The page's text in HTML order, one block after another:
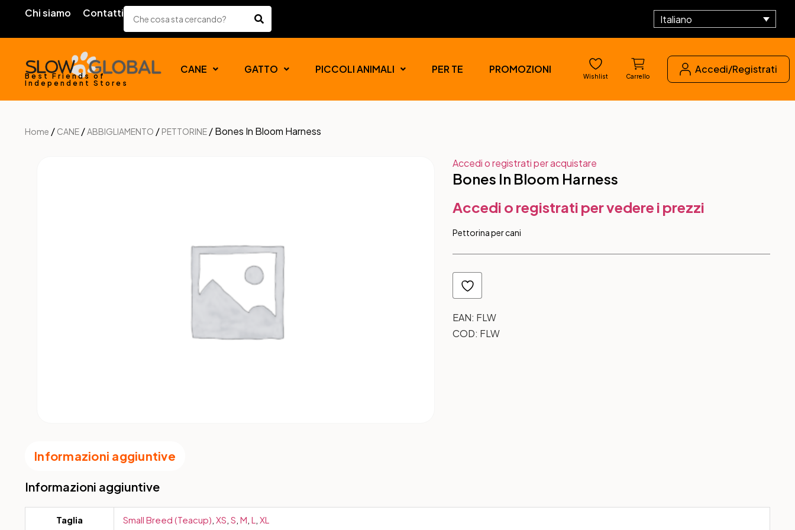
Chi siamo Contatti
Italiano
Best Friends of
Independent Stores
CANE GATTO PICCOLI ANIMALI PER TE PROMOZIONI
Wishlist Carrello
Accedi/Registrati
Home / CANE /ABBIGLIAMENTO / PETTORINE / Bones In Bloom Harness
Accedi o registrati per acquistare
Bones In Bloom Harness
Accedi o registrati per vedere i prezzi
Pettorina per cani
EAN: FLW
COD: FLW
Informazioni aggiuntive
Informazioni aggiuntive
Taglia Small Breed (Teacup), XS, S, M, L , XL